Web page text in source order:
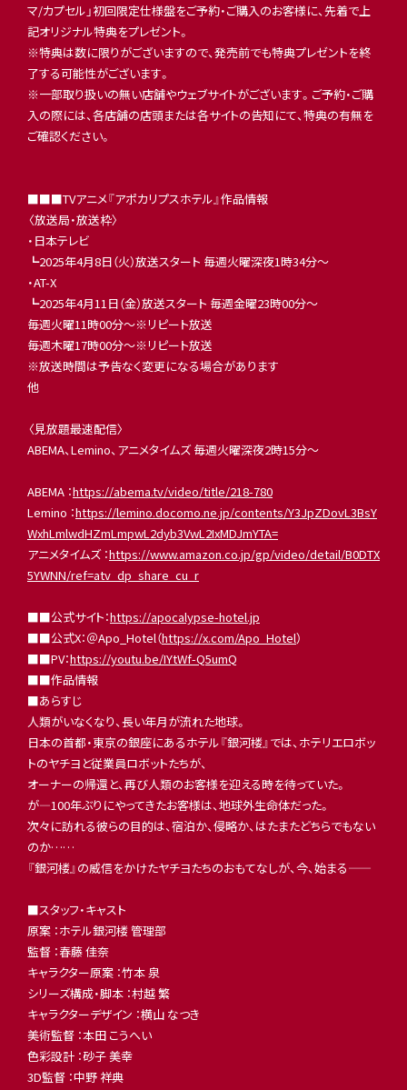
マ/カプセル」初回限定仕様盤をご予約・ご購入のお客様に、先着で上
記オリジナル特典をプレゼント。
※特典は数に限りがございますので、発売前でも特典プレゼントを終
了する可能性がございます。
※一部取り扱いの無い店舗やウェブサイトがございます。ご予約・ご購
入の際には、各店舗の店頭または各サイトの告知にて、特典の有無を
ご確認ください。
■■■TVアニメ『アポカリプスホテル』作品情報
〈放送局・放送枠〉
・日本テレビ
┗2025年4月8日（火）放送スタート 毎週火曜深夜1時34分〜
・AT-X
┗2025年4月11日（金）放送スタート 毎週金曜23時00分〜
毎週火曜11時00分〜※リピート放送
毎週木曜17時00分〜※リピート放送
※放送時間は予告なく変更になる場合があります
他
〈見放題最速配信〉
ABEMA、Lemino、アニメタイムズ 毎週火曜深夜2時15分〜
ABEMA ：https://abema.tv/video/title/218-780
Lemino ：https://lemino.docomo.ne.jp/contents/Y3JpZDovL3BsY
WxhLmlwdHZmLmpwL2dyb3VwL2IxMDJmYTA=
アニメタイムズ ：https://www.amazon.co.jp/gp/video/detail/B0DTX
5YWNN/ref=atv_dp_share_cu_r
■■公式サイト：https://apocalypse-hotel.jp
■■公式X：＠Apo_Hotel（https://x.com/Apo_Hotel）
■■PV：https://youtu.be/IYtWf-Q5umQ
■■作品情報
■あらすじ
人類がいなくなり、長い年月が流れた地球。
日本の首都・東京の銀座にあるホテル『銀河楼』では、ホテリエロボッ
トのヤチヨと従業員ロボットたちが、
オーナーの帰還と、再び人類のお客様を迎える時を待っていた。
が―100年ぶりにやってきたお客様は、地球外生命体だった。
次々に訪れる彼らの目的は、宿泊か、侵略か、はたまたどちらでもない
のか……
『銀河楼』の威信をかけたヤチヨたちのおもてなしが、今、始まる――
■スタッフ・キャスト
原案 ：ホテル銀河楼 管理部
監督 ：春藤 佳奈
キャラクター原案 ：竹本 泉
シリーズ構成・脚本 ：村越 繁
キャラクターデザイン ：横山 なつき
美術監督 ：本田 こうへい
色彩設計 ：砂子 美幸
3D監督 ：中野 祥典